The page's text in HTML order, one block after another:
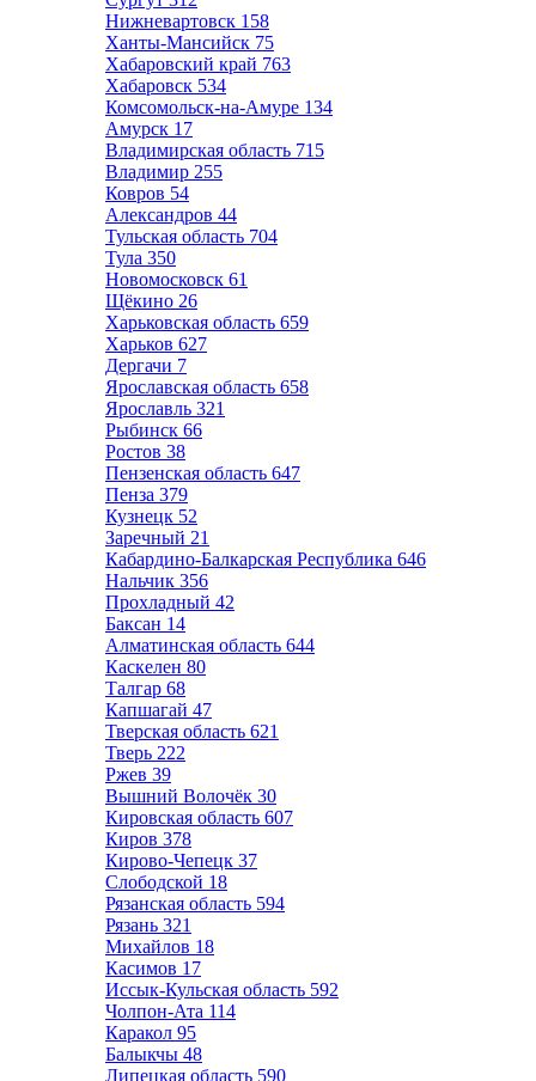
Нижневартовск 158
Ханты-Мансийск 75
Хабаровский край 763
Хабаровск 534
Комсомольск-на-Амуре 134
Амурск 17
Владимирская область 715
Владимир 255
Ковров 54
Александров 44
Тульская область 704
Тула 350
Новомосковск 61
Щёкино 26
Харьковская область 659
Харьков 627
Дергачи 7
Ярославская область 658
Ярославль 321
Рыбинск 66
Ростов 38
Пензенская область 647
Пенза 379
Кузнецк 52
Заречный 21
Кабардино-Балкарская Республика 646
Нальчик 356
Прохладный 42
Баксан 14
Алматинская область 644
Каскелен 80
Талгар 68
Капшагай 47
Тверская область 621
Тверь 222
Ржев 39
Вышний Волочёк 30
Кировская область 607
Киров 378
Кирово-Чепецк 37
Слободской 18
Рязанская область 594
Рязань 321
Михайлов 18
Касимов 17
Иссык-Кульская область 592
Чолпон-Ата 114
Каракол 95
Балыкчы 48
Липецкая область 590